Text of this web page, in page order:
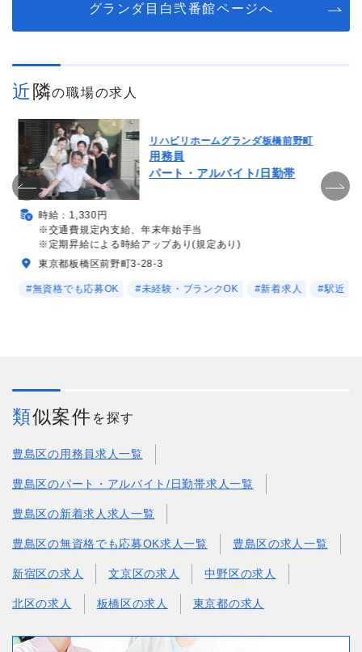
グランダ目白弐番館ページへ
近隣の職場の求人
リハビリホームグランダ板橋前野町
用務員
パート・アルバイト/日勤帯
時給：1,330円
※交通費規定内支給、年末年始手当
※定期昇給による時給アップあり(規定あり)
東京都板橋区前野町3-28-3
#無資格でも応募OK #未経験・ブランクOK #新着求人 #駅近
類似案件 を探す
豊島区の用務員求人一覧
豊島区のパート・アルバイト/日勤帯求人一覧
豊島区の新着求人求人一覧
豊島区の無資格でも応募OK求人一覧 豊島区の求人一覧
新宿区の求人 文京区の求人 中野区の求人
北区の求人 板橋区の求人 東京都の求人